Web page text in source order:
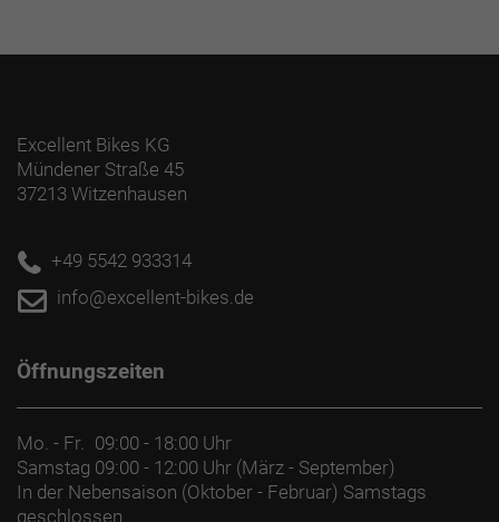
Excellent Bikes KG
Mündener Straße 45
37213 Witzenhausen
+49 5542 933314
info@excellent-bikes.de
Öffnungszeiten
Mo. - Fr.
09:00 - 18:00 Uhr
Samstag 09:00 - 12:00 Uhr (März - September)
In der Nebensaison (Oktober - Februar) Samstags
geschlossen